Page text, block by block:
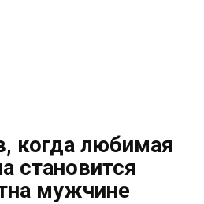
когда любимая
становится
мужчине